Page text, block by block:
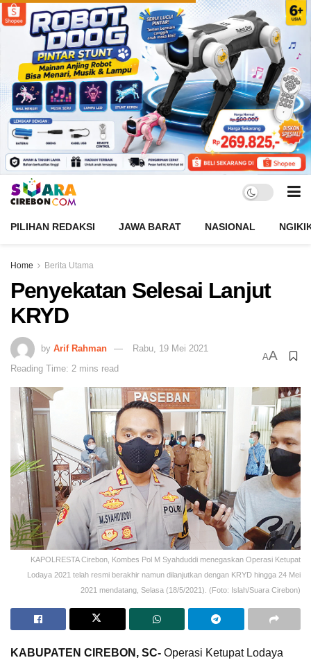
PILIHAN REDAKSI JAWA BARAT NASIONAL
Home Berita Utama
Penyekatan Selesai Lanjut
KRYD
by Arif Rahman
Rabu, 19 Mei 2021
Reading Time: 2 mins read
AA
KAPOLRESTA Cirebon, Kombes Pol M Syahduddi menegaskan Operasi Ketupat
Lodaya 2021 telah resmi berakhir namun dilanjutkan dengan KRYD hingga 24 Mei
2021 mendatang, Selasa (18/5/2021). (Foto: Islah/Suara Cirebon)
KABUPATEN CIREBON, SC- Operasi Ketupat Lodaya